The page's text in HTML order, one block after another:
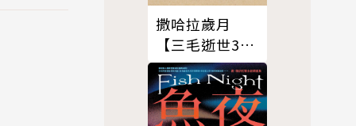
立刻同
撒哈拉歲月
【三毛逝世30
週年紀念版】